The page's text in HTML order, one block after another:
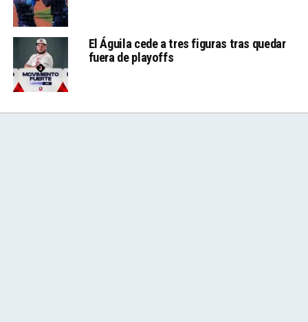
El Águila cede a tres figuras tras quedar
fuera de playoffs